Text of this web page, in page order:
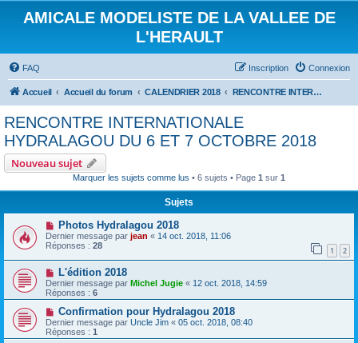
AMICALE MODELISTE DE LA VALLEE DE
L'HERAULT
FAQ Connexion
Inscription
Accueil Accueil du forum CALENDRIER 2018 RENCONTRE INTERNATIONALE HYDRALAGOU DU 6 ET 7 OCTOBRE 2018
RENCONTRE INTERNATIONALE
HYDRALAGOU DU 6 ET 7 OCTOBRE 2018
Nouveau sujet
Marquer les sujets comme lus • 6 sujets • Page 1 sur 1
Sujets
Photos Hydralagou 2018
Dernier message par jean « 14 oct. 2018, 11:06
Réponses : 28 1 2
L'édition 2018
Dernier message par Michel Jugie « 12 oct. 2018, 14:59
Réponses : 6
Confirmation pour Hydralagou 2018
Dernier message par Uncle Jim « 05 oct. 2018, 08:40
Réponses : 1